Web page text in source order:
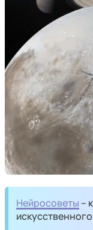
Нейросоветы –